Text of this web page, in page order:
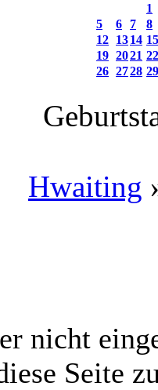
1
5
6 7
8
12 1314 15
19 2021 22
26 2728 29
Hwaiting
nicht
Seite